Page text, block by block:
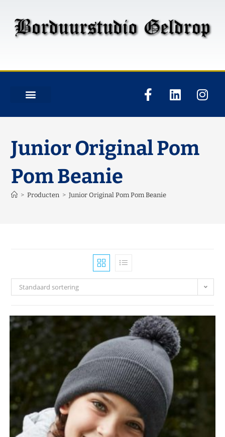
Junior Original Pom
Pom Beanie
> Producten > Junior Original Pom Pom Beanie
Standaard sortering